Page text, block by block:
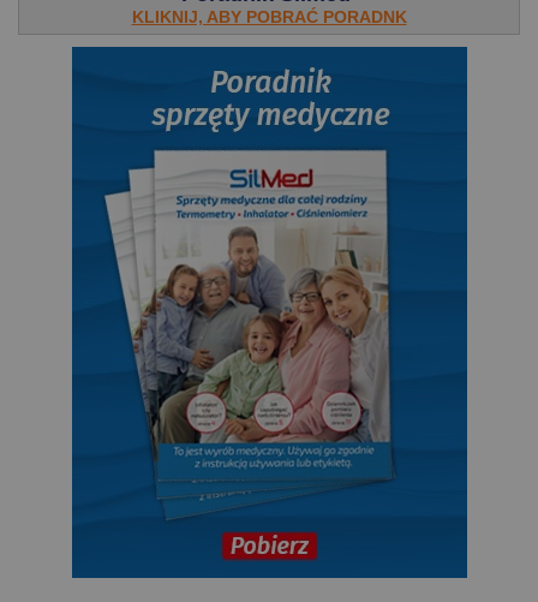
KLIKNIJ, ABY POBRAĆ PORADNK